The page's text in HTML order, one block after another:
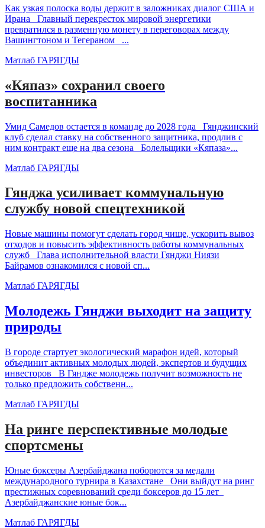
Как узкая полоска воды держит в заложниках диалог США и
Ирана Главный перекресток мировой энергетики
превратился в разменную монету в переговорах между
Вашингтоном и Тегераном ...
Матлаб ГАРЯГДЫ
«Кяпаз» сохранил своего
воспитанника
Умид Самедов остается в команде до 2028 года Гянджинский
клуб сделал ставку на собственного защитника, продлив с
ним контракт еще на два сезона Болельщики «Кяпаза»...
Матлаб ГАРЯГДЫ
Гянджа усиливает коммунальную
службу новой спецтехникой
Новые машины помогут сделать город чище, ускорить вывоз
отходов и повысить эффективность работы коммунальных
служб Глава исполнительной власти Гянджи Ниязи
Байрамов ознакомился с новой сп...
Матлаб ГАРЯГДЫ
Молодежь Гянджи выходит на защиту
природы
В городе стартует экологический марафон идей, который
объединит активных молодых людей, экспертов и будущих
инвесторов В Гяндже молодежь получит возможность не
только предложить собственн...
Матлаб ГАРЯГДЫ
На ринге перспективные молодые
спортсмены
Юные боксеры Азербайджана поборются за медали
международного турнира в Казахстане Они выйдут на ринг
престижных соревнований среди боксеров до 15 лет
Азербайджанские юные бок...
Матлаб ГАРЯГДЫ